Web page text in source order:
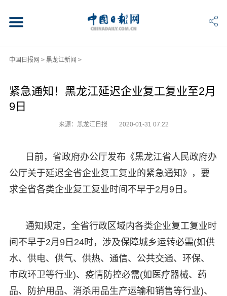
中国日报网 > 黑龙江新闻 >
紧急通知！黑龙江延迟企业复工复业至2月
9日
来源：黑龙江日报 2020-01-31 07:22
日前，省政府办公厅发布《黑龙江省人民政府办
公厅关于延迟全省企业复工复业的紧急通知》，要
求全省各类企业复工复业时间不早于2月9日。
通知规定，全省行政区域内各类企业复工复业时
间不早于2月9日24时，涉及保障城乡运转必需(如供
水、供电、供气、供热、通信、公共交通、环保、
市政环卫等行业)、疫情防控必需(如医疗器械、药
品、防护用品、消杀用品生产运输和销售等行业)、